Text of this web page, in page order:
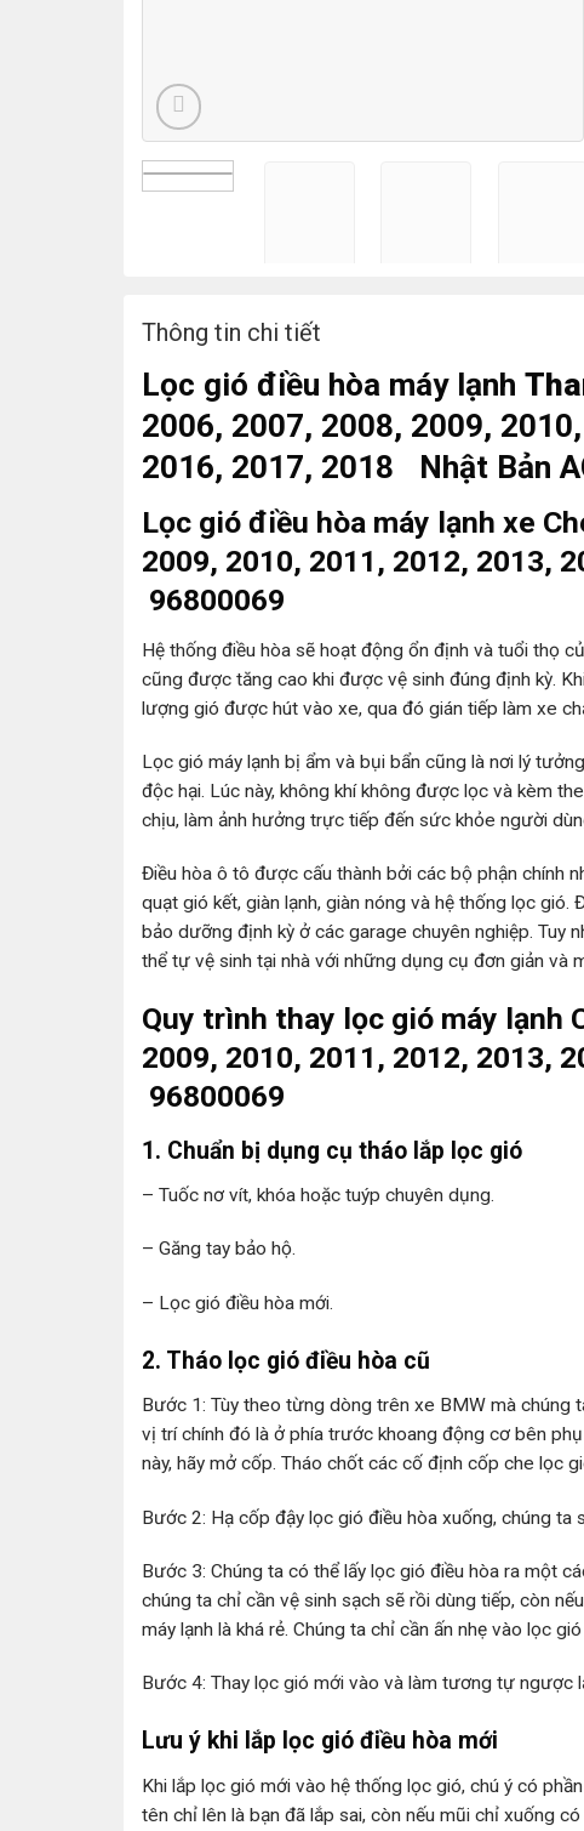
Thông tin chi tiết
Lọc gió điều hòa máy lạnh
2006, 2007, 2008, 2009,
2016, 2017, 2018 Nhật Bản
Lọc gió điều hòa máy lạnh xe
2009, 2010, 2011, 2012, 2013,
96800069
Hệ thống điều hòa sẽ hoạt động ổn định và tuổi thọ
cũng được tăng cao khi được vệ sinh đúng định kỳ.
lượng gió được hút vào xe, qua đó gián tiếp làm xe
Lọc gió máy lạnh bị ẩm và bụi bẩn cũng là nơi lý
độc hại. Lúc này, không khí không được lọc và kèm
chịu, làm ảnh hưởng trực tiếp đến sức khỏe người
Điều hòa ô tô được cấu thành bởi các bộ phận chính
quạt gió kết, giàn lạnh, giàn nóng và hệ thống lọc
bảo dưỡng định kỳ ở các garage chuyên nghiệp. Tuy
thể tự vệ sinh tại nhà với những dụng cụ đơn giản và
Quy trình thay lọc gió máy lạnh
2009, 2010, 2011, 2012, 2013,
96800069
1. Chuẩn bị dụng cụ tháo lắp lọc gió
– Tuốc nơ vít, khóa hoặc tuýp chuyên dụng.
– Găng tay bảo hộ.
– Lọc gió điều hòa mới.
2. Tháo lọc gió điều hòa cũ
Bước 1: Tùy theo từng dòng trên xe BMW mà chúng
vị trí chính đó là ở phía trước khoang động cơ bên
này, hãy mở cốp. Tháo chốt các cố định cốp che lọc
Bước 2: Hạ cốp đậy lọc gió điều hòa xuống, chúng ta
Bước 3: Chúng ta có thể lấy lọc gió điều hòa ra một
chúng ta chỉ cần vệ sinh sạch sẽ rồi dùng tiếp, còn
máy lạnh là khá rẻ. Chúng ta chỉ cần ấn nhẹ vào lọc
Bước 4: Thay lọc gió mới vào và làm tương tự ngược
Lưu ý khi lắp lọc gió điều hòa mới
Khi lắp lọc gió mới vào hệ thống lọc gió, chú ý có
tên chỉ lên là bạn đã lắp sai, còn nếu mũi chỉ xuống